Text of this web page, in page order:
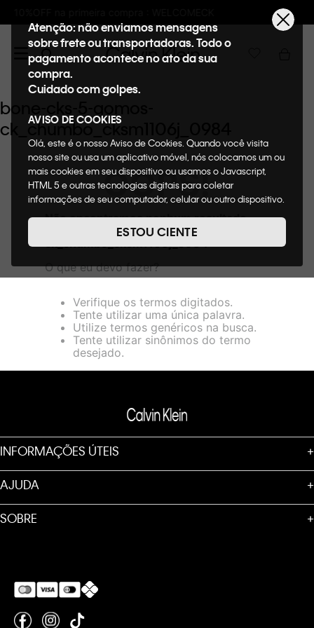
Frete GRÁTIS nas
Atenção: não enviamos mensagens
sobre frete ou transportadoras. Todo o
pagamento acontece no ato da sua
compra.
Cuidado com golpes.
AVISO DE COOKIES
Olá, este é o nosso Aviso de Cookies. Quando você visita
nosso site ou usa um aplicativo móvel, nós colocamos um ou
mais cookies em seu dispositivo ou usamos o Javascript,
HTML 5 e outras tecnologias digitais para coletar
informações de seu computador, celular ou outro dispositivo.
de cookies, informaremos quais cookies usaremos e quais
suas funções. A forma como processamos os dados
nosso Aviso de Privacidade. Quando você visita nosso site,
fornecer a você toda a funcionalidade do site, incluindo,
entre outros, a capacidade de comprar um item em nossa
loja virtual. Para maiores informações sobre o nosso aviso de
Cookies acesse o link.
ESTOU CIENTE
bone-cks-5-gomos-
ck_chumbo_cksm1106j_0984
OOPS!
Não encontramos nenhum resultado
bone-cks-5-gomos-
ck_chumbo_cksm1106j_0984"
O que eu devo fazer?
Verifique os termos digitados.
Tente utilizar uma única palavra.
Utilize termos genéricos na busca.
Tente utilizar sinônimos do termo
desejado.
INFORMAÇÕES ÚTEIS +
AJUDA +
SOBRE +